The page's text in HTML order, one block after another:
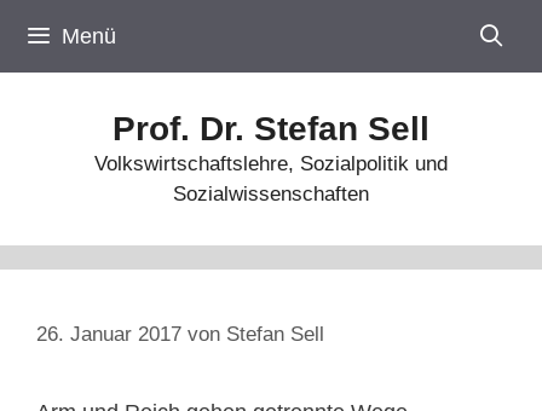
Inhalt
springen
Menü
Prof. Dr. Stefan Sell
Volkswirtschaftslehre, Sozialpolitik und
Sozialwissenschaften
26. Januar 2017 von Stefan Sell